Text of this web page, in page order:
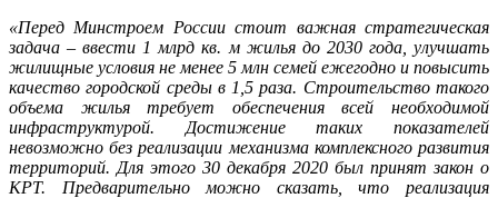
«Перед Минстроем России стоит важная стратегическая
задача – ввести 1 млрд кв. м жилья до 2030 года, улучшать
жилищные условия не менее 5 млн семей ежегодно и повысить
качество городской среды в 1,5 раза. Строительство такого
объема жилья требует обеспечения всей необходимой
инфраструктурой. Достижение таких показателей
невозможно без реализации механизма комплексного развития
территорий. Для этого 30 декабря 2020 был принят закон о
КРТ. Предварительно можно сказать, что реализация